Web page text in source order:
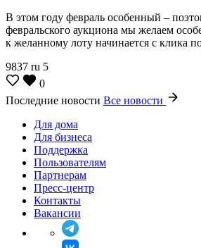
В этом году февраль особенный –
февральского аукциона мы желаем
к желанному лоту начинается с клика
9837 ru 5
0
Последние новости Все новости
Для дома
Для бизнеса
Поддержка
Пользователям
Партнерам
Пресс-центр
Контакты
Вакансии